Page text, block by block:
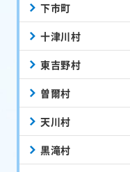
下市町
十津川村
東吉野村
曽爾村
天川村
黒滝村